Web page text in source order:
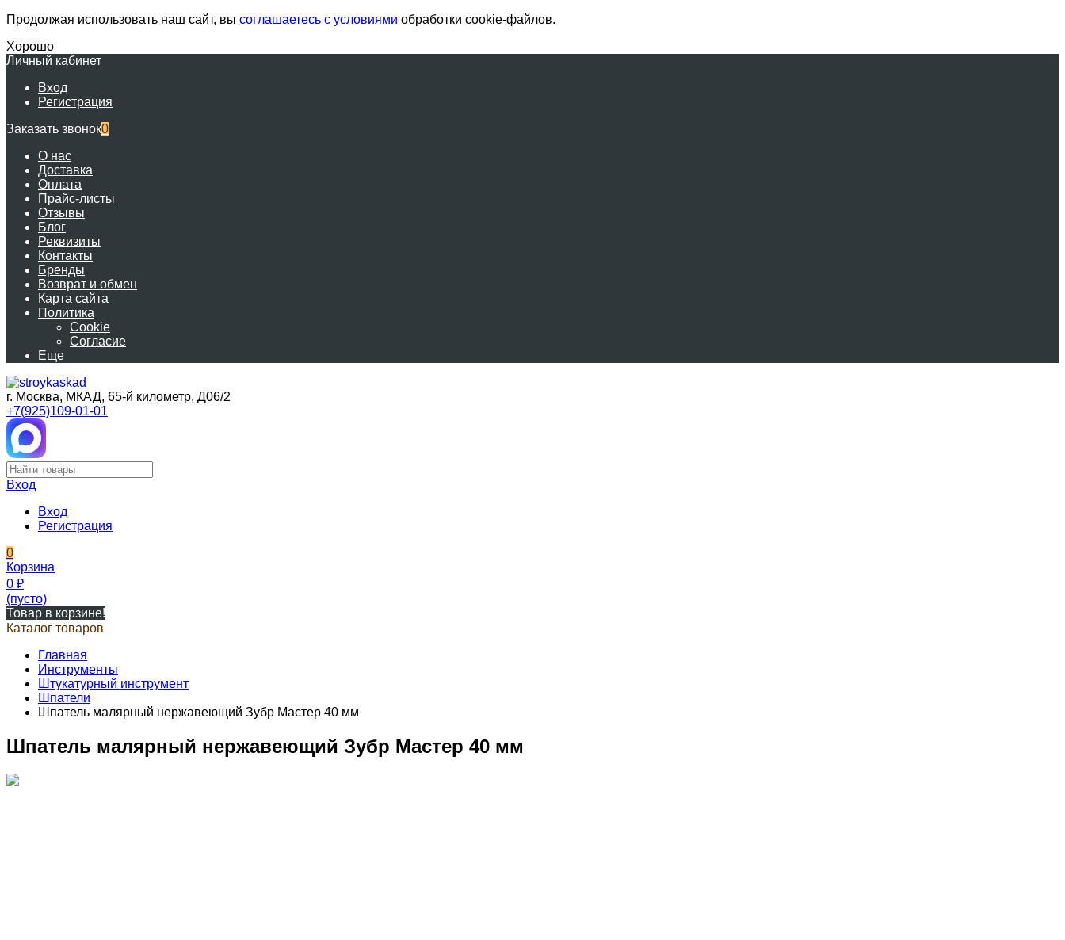
Продолжая использовать наш сайт, вы соглашаетесь с условиями обработки cookie-файлов.
Хорошо
Личный кабинет
Вход
Регистрация
Заказать звонок0
О нас
Доставка
Оплата
Прайс-листы
Отзывы
Блог
Реквизиты
Контакты
Бренды
Возврат и обмен
Карта сайта
Политика
Cookie
Согласие
Еще
г. Москва, МКАД, 65-й километр, Д06/2
+7(925)109-01-01
Вход
Вход
Регистрация
0
Корзина
0 ₽
(пусто)
Товар в корзине!
Каталог товаров
Главная
Инструменты
Штукатурный инструмент
Шпатели
Шпатель малярный нержавеющий Зубр Мастер 40 мм
Шпатель малярный нержавеющий Зубр Мастер 40 мм